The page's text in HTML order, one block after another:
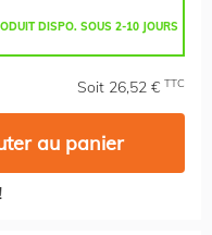
DISPO. SOUS 2-10 JOURS
Soit 26,52 € TTC
au panier